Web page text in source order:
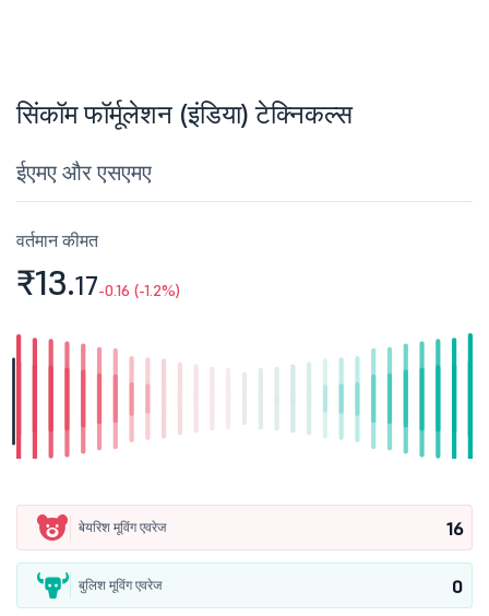
सिंकॉम फॉर्मूलेशन (इंडिया) टेक्निकल्स
ईएमए और एसएमए
वर्तमान कीमत
₹13.17-0.16 (-1.2%)
बेयरिश मूविंग एवरेज 16
बुलिश मूविंग एवरेज 0